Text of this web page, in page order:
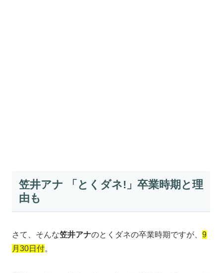
笠井アナ 「とくダネ!」卒業時期と理
由も
さて、そんな笠井アナのとくダネの卒業時期ですが、 9
月30日付。